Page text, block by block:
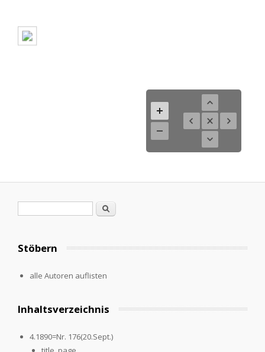
Suche
Stöbern
alle Autoren auflisten
Inhaltsverzeichnis
4.1890=Nr. 176(20.Sept.)